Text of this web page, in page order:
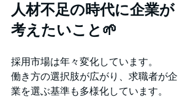
人材不足の時代に企業が
考えたいこと🌱
採用市場は年々変化しています。
働き方の選択肢が広がり、求職者が企
業を選ぶ基準も多様化しています。